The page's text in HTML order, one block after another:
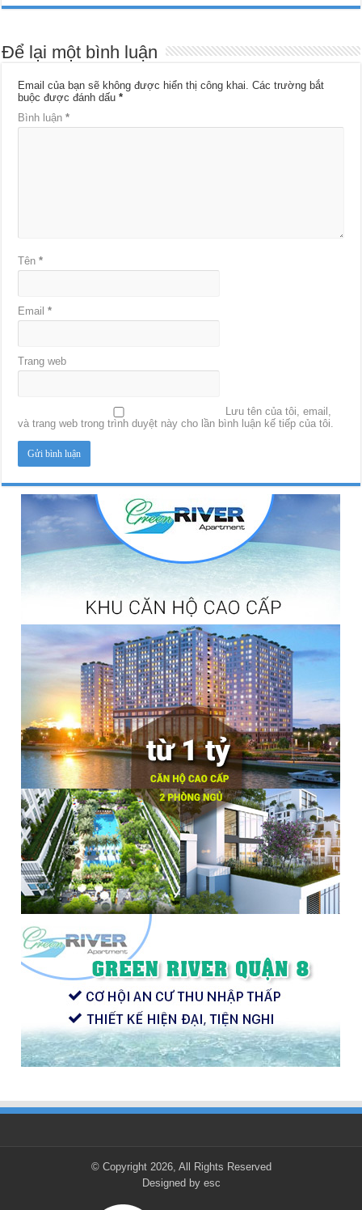
Để lại một bình luận
Email của bạn sẽ không được hiển thị công khai. Các trường bắt
buộc được đánh dấu*
Bình luận*
Tên*
Email*
Trang web
Lưu tên của tôi, email,
và trang web trong trình duyệt này cho lần bình luận kế tiếp của tôi.
© Copyright 2026, All Rights Reserved
Designed by esc